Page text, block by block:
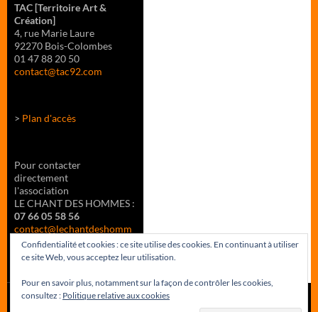
TAC[Territoire Art &
Création]
4, rue Marie Laure
92270 Bois-Colombes
01 47 88 20 50
contact@tac92.com
> Plan d'accès
Pour contacter
directement
l'association
LE CHANT DES HOMMES :
07 66 05 58 56
contact@lechantdeshomm
es.fr
Confidentialité et cookies : ce site utilise des cookies. En continuant à utiliser
ce site Web, vous acceptez leur utilisation.
Pour en savoir plus, notamment sur la façon de contrôler les cookies,
consultez : Politique relative aux cookies